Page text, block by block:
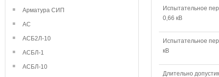
Арматура СИП
АС
АСБ2Л-10
АСБЛ-1
АСБЛ-10
Испытательное
0,66 кВ
Испытательное
кВ
Длительно